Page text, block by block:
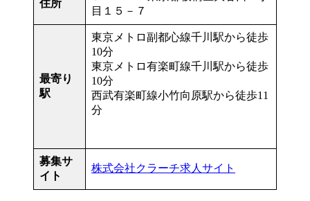
住所
目１５－７
最寄り
駅
東京メトロ副都心線千川駅から徒歩
10分
東京メトロ有楽町線千川駅から徒歩
10分
西武有楽町線小竹向原駅から徒歩11
分
募集サ
イト
株式会社クラーチ求人サイト